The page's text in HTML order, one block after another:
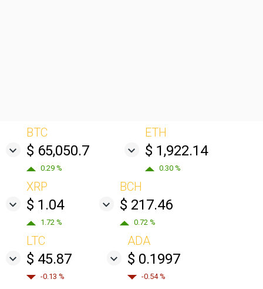
BTC
$ 65,050.7
0.29 %
ETH
$ 1,922.14
0.30 %
XRP
$ 1.04
1.72 %
BCH
$ 217.46
0.72 %
LTC
$ 45.87
-0.13 %
ADA
$ 0.1997
-0.54 %